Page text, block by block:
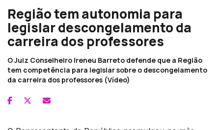
Região tem autonomia para
legislar descongelamento da
carreira dos professores
O Juiz Conselheiro Ireneu Barreto defende que a Região
tem competência para legislar sobre o descongelamento
da carreira dos professores (Vídeo)